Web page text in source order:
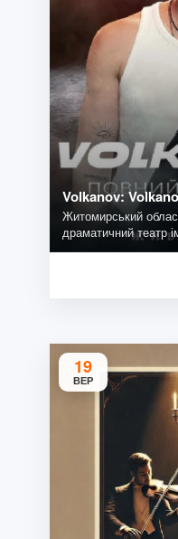
Volkanov:
Житомирський
драматичний театр
19
ВЕР